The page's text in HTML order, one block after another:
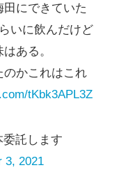
にできていた
いに飲んだけど
ある。
のかこれはこれ
tKbk3APL3Z
託します
3, 2021